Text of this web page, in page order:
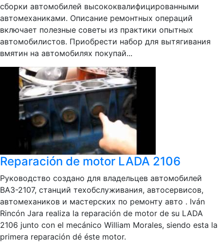
сборки автомобилей высококвалифицированными
автомеханиками. Описание ремонтных операций
включает полезные советы из практики опытных
автомобилистов. Приобрести набор для вытягивания
вмятин на автомобилях покупай...
Reparación de motor LADA 2106
Руководство создано для владельцев автомобилей
ВАЗ-2107, станций техобслуживания, автосервисов,
автомехаников и мастерских по ремонту авто . Iván
Rincón Jara realiza la reparación de motor de su LADA
2106 junto con el mecánico William Morales, siendo esta la
primera reparación dé éste motor.